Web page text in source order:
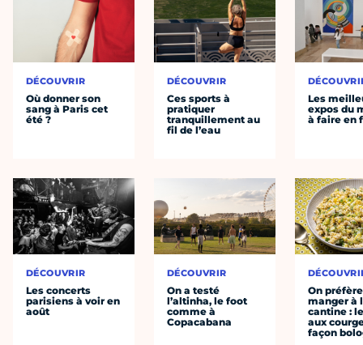
DÉCOUVRIR
Où donner son
sang à Paris cet
été ?
DÉCOUVRIR
Les concerts
parisiens à voir en
août
DÉCOUVRIR
Ces sports à
pratiquer
tranquillement au
fil de l’eau
DÉCOUVRIR
On a testé
l’altinha, le foot
comme à
Copacabana
Les
expos du
à faire en
On préfère
manger à
cantine :
aux
façon